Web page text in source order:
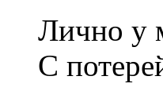
Лично у
С